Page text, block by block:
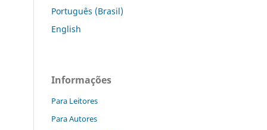
Português (Brasil)
English
Informações
Para Leitores
Para Autores